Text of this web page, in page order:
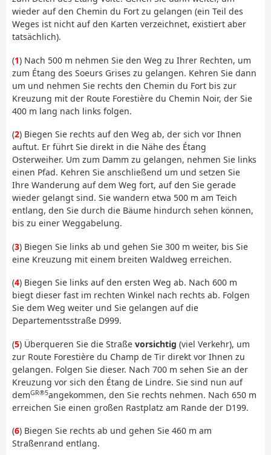
wieder auf den Chemin du Fort zu gelangen (ein Teil des
Weges ist nicht auf den Karten verzeichnet, existiert aber
tatsächlich).
(1) Nach 500 m nehmen Sie den Weg zu Ihrer Rechten, um
zum Étang des Soeurs Grises zu gelangen. Kehren Sie dann
um und nehmen Sie rechts den Chemin du Fort bis zur
Kreuzung mit der Route Forestière du Chemin Noir, der Sie
400 m lang nach links folgen.
(2) Biegen Sie rechts auf den Weg ab, der sich vor Ihnen
auftut. Er führt Sie direkt in die Nähe des Étang
Osterweiher. Um zum Damm zu gelangen, nehmen Sie links
einen Pfad. Kehren Sie anschließend um und setzen Sie
Ihre Wanderung auf dem Weg fort, auf den Sie gerade
wieder gelangt sind. Sie wandern etwa 500 m am Teich
entlang, den Sie durch die Bäume hindurch sehen können,
bis zu einer Weggabelung.
(3) Biegen Sie links ab und gehen Sie 300 m weiter, bis Sie
eine Kreuzung mit einem breiten Waldweg erreichen.
(4) Biegen Sie links auf den ersten Weg ab. Nach 600 m
biegt dieser fast im rechten Winkel nach rechts ab. Folgen
Sie dem Weg weiter und Sie gelangen auf die
Departementsstraße D999.
(5) Überqueren Sie die Straße vorsichtig (viel Verkehr), um
zur Route Forestière du Champ de Tir direkt vor Ihnen zu
gelangen. Folgen Sie dieser. Nach 700 m sehen Sie an der
Kreuzung vor sich den Étang de Lindre. Sie sind nun auf
demGR®5angekommen, den Sie rechts nehmen. Nach 650 m
erreichen Sie einen großen Rastplatz am Rande der D199.
(6) Biegen Sie rechts ab und gehen Sie 460 m am
Straßenrand entlang.